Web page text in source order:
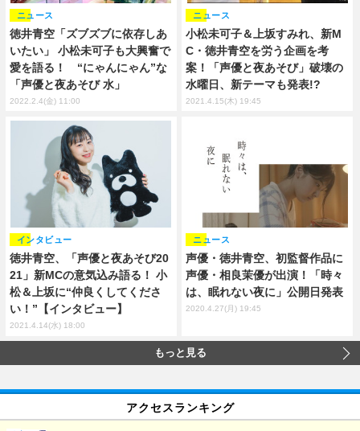
徳井青空「ズブズブに依存しあ
いたい」 小松未可子も大興奮で
愛を語る！ “にゃんにゃん”な
「声優と夜あそび 水」
ニュース
2022.2.4(金) 11:00
小松未可子＆上坂すみれ、新M
C・徳井青空を労う企画を考
案！「声優と夜あそび」破壊の
水曜日、新テーマも発表!?
ニュース
2021.4.15(木) 19:45
徳井青空、「声優と夜あそび20
21」新MCの意気込み語る！ 小
松＆上坂に“仲良くしてくださ
い！”【インタビュー】
インタビュー
2021.4.14(水) 18:00
声優・徳井青空、初監督作品に
声優・相良茉優が出演！「時々
は、眠れない夜に」公開日発表
ニュース
2020.4.27(月) 19:45
もっと見る
アクセスランキング